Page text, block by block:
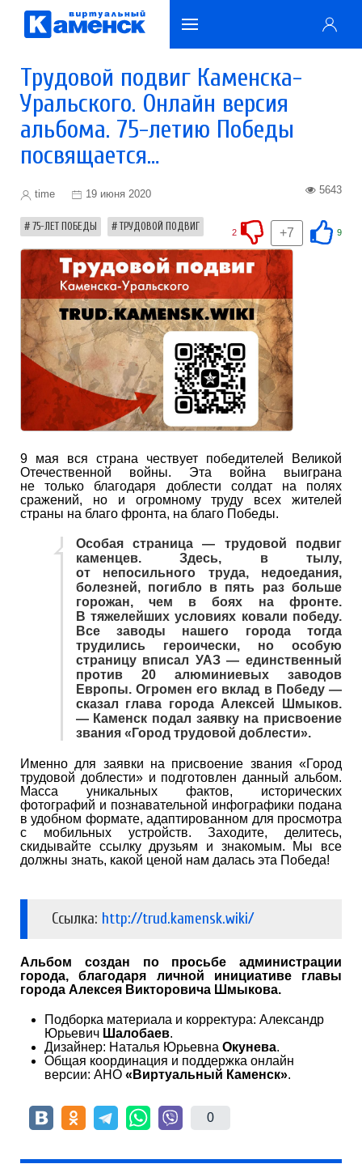
Трудовой подвиг Каменска-
Уральского. Онлайн версия
альбома. 75-летию Победы
посвящается…
time 19 июня 2020 5643
75-ЛЕТ ПОБЕДЫ ТРУДОВОЙ ПОДВИГ 9
+7
2
9 мая вся страна чествует победителей Великой
Отечественной войны. Эта война выиграна
не только благодаря доблести солдат на полях
сражений, но и огромному труду всех жителей
страны на благо фронта, на благо Победы.
Особая страница ― трудовой подвиг
каменцев. Здесь, в тылу,
от непосильного труда, недоедания,
болезней, погибло в пять раз больше
горожан, чем в боях на фронте.
В тяжелейших условиях ковали победу.
Все заводы нашего города тогда
трудились героически, но особую
страницу вписал УАЗ ― единственный
против 20 алюминиевых заводов
Европы. Огромен его вклад в Победу ―
сказал глава города Алексей Шмыков.
― Каменск подал заявку на присвоение
звания «Город трудовой доблести».
Именно для заявки на присвоение звания «Город
трудовой доблести» и подготовлен данный альбом.
Масса уникальных фактов, исторических
фотографий и познавательной инфографики подана
в удобном формате, адаптированном для просмотра
с мобильных устройств. Заходите, делитесь,
скидывайте ссылку друзьям и знакомым. Мы все
должны знать, какой ценой нам далась эта Победа!
Ссылка: http://trud.kamensk.wiki/
Альбом создан по просьбе администрации
города, благодаря личной инициативе главы
города Алексея Викторовича Шмыкова.
Подборка материала и корректура: Александр
Юрьевич Шалобаев.
Дизайнер: Наталья Юрьевна Окунева.
Общая координация и поддержка онлайн
версии: АНО «Виртуальный Каменск».
0